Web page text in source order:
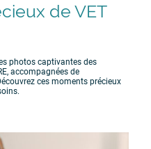
de VET
photos captivantes des
accompagnées de
ces moments précieux